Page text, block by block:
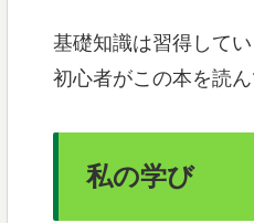
基礎知識は習得して
初心者がこの本を読
私の学び